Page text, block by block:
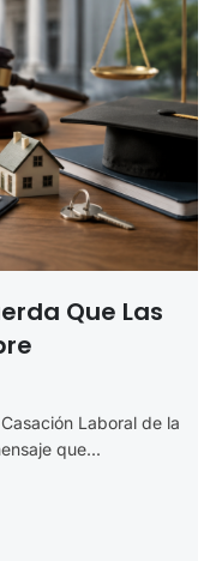
Que Las
Laboral de la
que...